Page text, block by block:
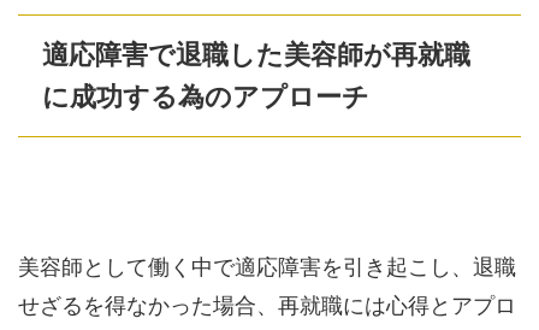
適応障害で退職した美容師が再就職
に成功する為のアプローチ
美容師として働く中で適応障害を引き起こし、退職
せざるを得なかった場合、再就職には心得とアプロ